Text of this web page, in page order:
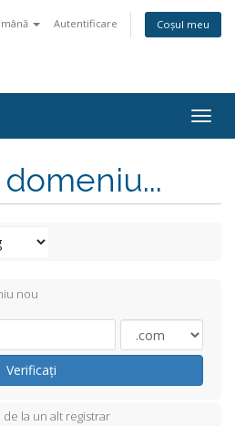
Autentificare Coșul meu
nou
Verificați
la un alt registrar